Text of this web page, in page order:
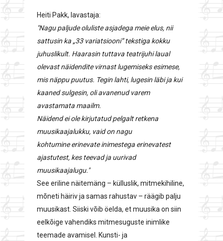
Heiti Pakk, lavastaja:
"Nagu paljude oluliste asjadega meie elus, nii
sattusin ka „33 variatsiooni“ tekstiga kokku
juhuslikult. Haarasin tuttava teatrijuhi laual
olevast näidendite virnast lugemiseks esimese,
mis näppu puutus. Tegin lahti, lugesin läbi ja kui
kaaned sulgesin, oli avanenud varem
avastamata maailm.
Näidend ei ole kirjutatud pelgalt retkena
muusikaajalukku, vaid on nagu
kohtumine erinevate inimestega erinevatest
ajastutest, kes teevad ja uurivad
muusikaajalugu."
See eriline näitemäng – külluslik, mitmekihiline,
mõneti häiriv ja samas rahustav – räägib palju
muusikast. Siiski võib öelda, et muusika on siin
eelkõige vahendiks mitmesuguste inimlike
teemade avamisel. Kunsti- ja